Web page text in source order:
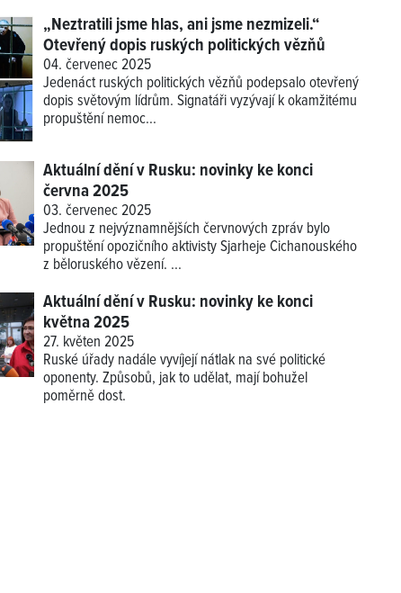
„Neztratili jsme hlas, ani jsme nezmizeli.“
Otevřený dopis ruských politických vězňů
04. červenec 2025
Jedenáct ruských politických vězňů podepsalo otevřený
dopis světovým lídrům. Signatáři vyzývají k okamžitému
propuštění nemoc...
Aktuální dění v Rusku: novinky ke konci
června 2025
03. červenec 2025
Jednou z nejvýznamnějších červnových zpráv bylo
propuštění opozičního aktivisty Sjarheje Cichanouského
z běloruského vězení. ...
Aktuální dění v Rusku: novinky ke konci
května 2025
27. květen 2025
Ruské úřady nadále vyvíjejí nátlak na své politické
oponenty. Způsobů, jak to udělat, mají bohužel
poměrně dost.